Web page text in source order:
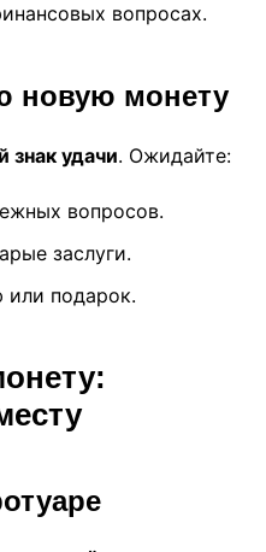
вопросах.
новую монету
знак удачи. Ожидайте:
вопросов.
заслуги.
подарок.